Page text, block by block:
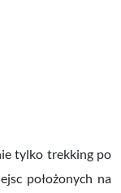
tylko trekking po
położonych na